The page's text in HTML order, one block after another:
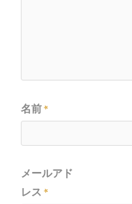
名前*
メールアド
レス *